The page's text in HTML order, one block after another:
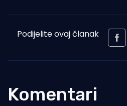
Podijelite ovaj članak
Komentari